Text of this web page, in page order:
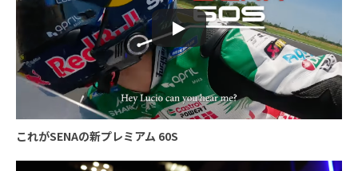
これがSENAの新プレミアム 60S